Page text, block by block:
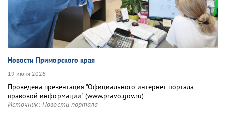
Новости Приморского края
19 июня 2026
Проведена презентация "Официального интернет-портала
правовой информации" (www.pravo.gov.ru)
Источник: Новости портала